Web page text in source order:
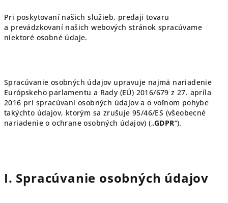
Pri poskytovaní našich služieb, predaji tovaru
a prevádzkovaní našich webových stránok spracúvame
niektoré osobné údaje.
Spracúvanie osobných údajov upravuje najmä nariadenie
Európskeho parlamentu a Rady (EÚ) 2016/679 z 27. apríla
2016 pri spracúvaní osobných údajov a o voľnom pohybe
takýchto údajov, ktorým sa zrušuje 95/46/ES (všeobecné
nariadenie o ochrane osobných údajov) („GDPR“).
I. Spracúvanie osobných údajov